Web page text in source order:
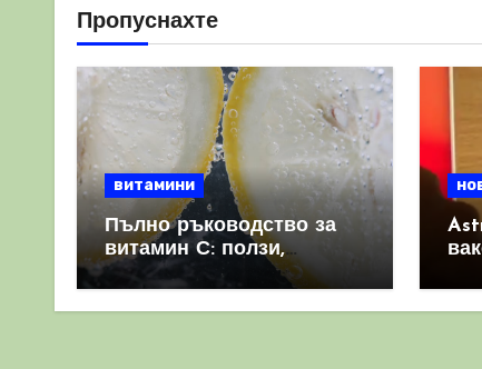
Пропуснахте
витамини
Пълно ръководство за
витамин С: ползи,
източници и защо е
важен за имунната